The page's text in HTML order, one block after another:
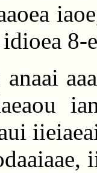
8-